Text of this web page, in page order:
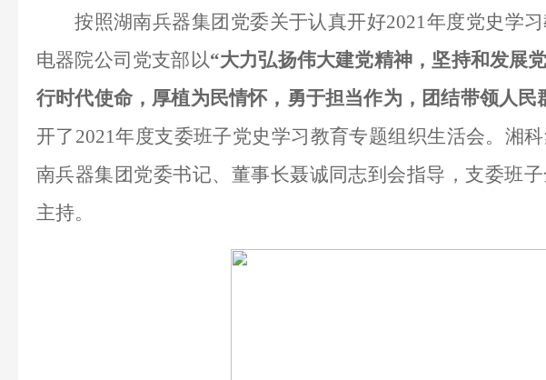
按照湖南兵器集团党委关于认真开好2021年度党史学
电器院公司 党支部以“大力弘扬伟大建党精神，坚持和发展
行时代使命，厚植为民情怀，勇于担当作为，团结带领人民
开了 2021年度支委班子党史学习教育专题组织生活会。 湘
南兵器集团党委书记、董事长聂诚同志到会指导，支委班
主持。